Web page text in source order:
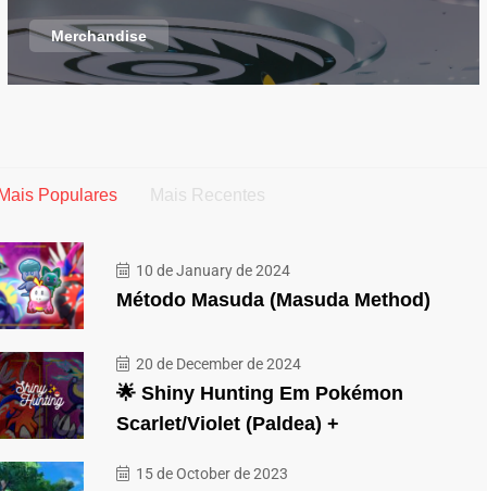
Merchandise
Populares Mais Recentes
10 de January de 2024
Método Masuda (Masuda Method)
20 de December de 2024
🌟 Shiny Hunting Em Pokémon
Scarlet/Violet (Paldea) +
15 de October de 2023